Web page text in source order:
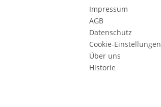
Impressum
AGB
Datenschutz
Cookie-Einstellungen
Über uns
Historie